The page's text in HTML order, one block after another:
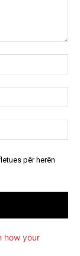
për herën
how your